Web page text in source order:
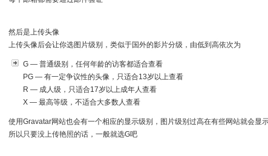
然后是上传头像
上传头像后会让你选图片级别，类似于国外的影片分级，由低到高依次为
G — 普通级别，任何年龄的访客都适合查看
PG — 有一定争议性的头像，只适合13岁以上查看
R — 成人级，只适合17岁以上成年人查看
X — 最高等级，不适合大多数人查看
使用Gravatar网站也会有一个相应的显示级别，图片级别过高在有些网站就会显
所以只要没上传艳照的话，一般就选G吧